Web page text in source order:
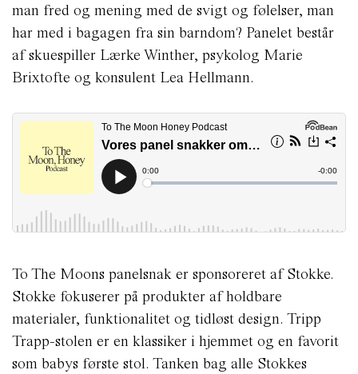
man fred og mening med de svigt og følelser, man
har med i bagagen fra sin barndom? Panelet består
af skuespiller Lærke Winther, psykolog Marie
Brixtofte og konsulent Lea Hellmann.
To The Moons panelsnak er sponsoreret af Stokke.
Stokke fokuserer på produkter af holdbare
materialer, funktionalitet og tidløst design. Tripp
Trapp-stolen er en klassiker i hjemmet og en favorit
som babys første stol. Tanken bag alle Stokkes